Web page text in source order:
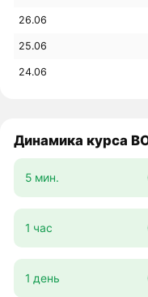
26.06
25.06
24.06
Динамика курса
5 мин.
1 час
1 день